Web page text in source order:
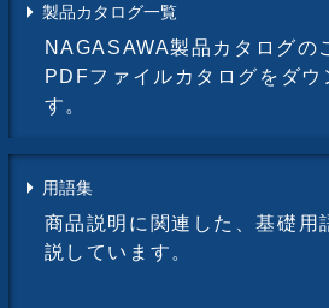
製品カタログ一覧
NAGASAWA製品カタログの
PDFファイルカタログをダウ
す。
用語集
商品説明に関連した、基礎用
説しています。